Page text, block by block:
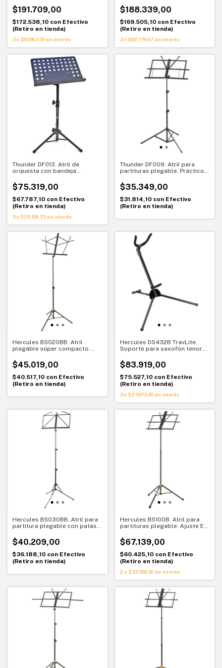
$191.709,00
$172.538,10 con Efectivo
(Retiro en tienda)
3x $63.903,00 sin interés
$188.339,00
$169.505,10 con Efectivo
(Retiro en tienda)
3 x $62.779,67 sin interés
Thunder DF013. Atril de
orquesta con bandeja
lectura cómoda
$75.319,00
$67.787,10 con Efectivo
(Retiro en tienda)
3x $25.106,33 sin interés
Thunder DF009. Atril para
partituras plegable. Práctico y
$35.349,00
$31.814,10 con Efectivo
(Retiro en tienda)
Hercules BS020BB. Atril
plegable súper compacto.
profesional
$45.019,00
$40.517,10 con Efectivo
(Retiro en tienda)
Hercules DS432B TravLite.
Soporte para saxofón tenor
$83.919,00
$75.527,10 con Efectivo
(Retiro en tienda)
3 x $27.973,00 sin interés
Hercules BS030BB. Atril para
partitura plegable con patas
profesional
$40.209,00
$36.188,10 con Efectivo
(Retiro en tienda)
Hercules BS100B. Atril para
partituras plegable. Ajuste EZ
$67.139,00
$60.425,10 con Efectivo
(Retiro en tienda)
2 x $33.569,50 sin interés